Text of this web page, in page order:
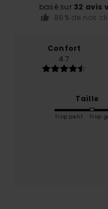
basé sur 32 avis
88% de nos
Confort
4.7
Taille
Trop petit Trop